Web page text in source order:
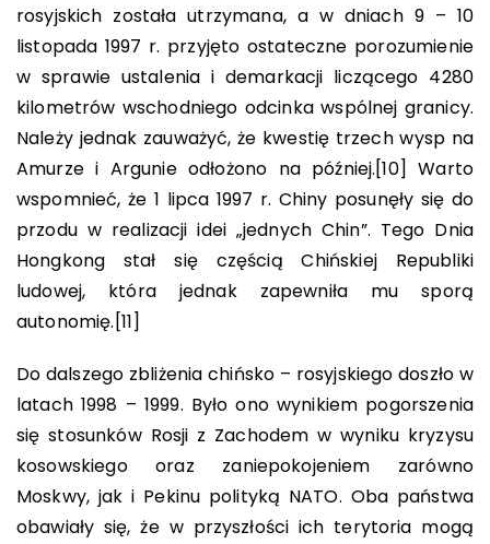
rosyjskich została utrzymana, a w dniach 9 – 10
listopada 1997 r. przyjęto ostateczne porozumienie
w sprawie ustalenia i demarkacji liczącego 4280
kilometrów wschodniego odcinka wspólnej granicy.
Należy jednak zauważyć, że kwestię trzech wysp na
Amurze i Argunie odłożono na później.[10] Warto
wspomnieć, że 1 lipca 1997 r. Chiny posunęły się do
przodu w realizacji idei „jednych Chin”. Tego Dnia
Hongkong stał się częścią Chińskiej Republiki
ludowej, która jednak zapewniła mu sporą
autonomię. [11]
Do dalszego zbliżenia chińsko – rosyjskiego doszło w
latach 1998 – 1999. Było ono wynikiem pogorszenia
się stosunków Rosji z Zachodem w wyniku kryzysu
kosowskiego oraz zaniepokojeniem zarówno
Moskwy, jak i Pekinu polityką NATO. Oba państwa
obawiały się, że w przyszłości ich terytoria mogą